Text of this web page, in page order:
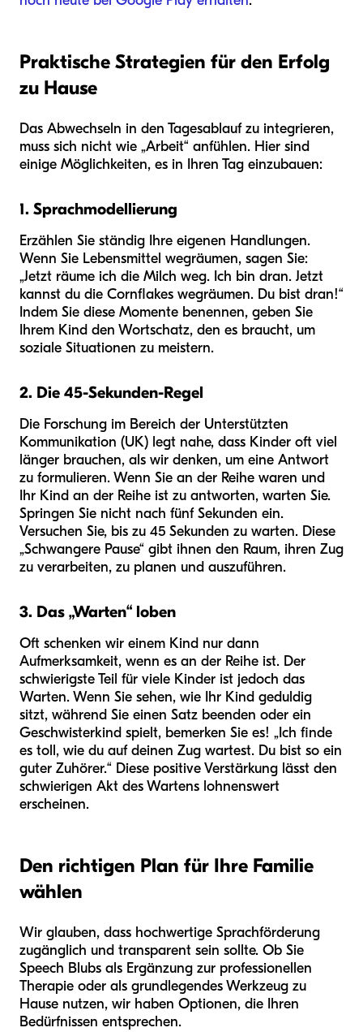
Praktische Strategien für den Erfolg
zu Hause
Das Abwechseln in den Tagesablauf zu integrieren,
muss sich nicht wie „Arbeit“ anfühlen. Hier sind
einige Möglichkeiten, es in Ihren Tag einzubauen:
1. Sprachmodellierung
Erzählen Sie ständig Ihre eigenen Handlungen.
Wenn Sie Lebensmittel wegräumen, sagen Sie:
„Jetzt räume ich die Milch weg. Ich bin dran. Jetzt
kannst du die Cornflakes wegräumen. Du bist dran!“
Indem Sie diese Momente benennen, geben Sie
Ihrem Kind den Wortschatz, den es braucht, um
soziale Situationen zu meistern.
2. Die 45-Sekunden-Regel
Die Forschung im Bereich der Unterstützten
Kommunikation (UK) legt nahe, dass Kinder oft viel
länger brauchen, als wir denken, um eine Antwort
zu formulieren. Wenn Sie an der Reihe waren und
Ihr Kind an der Reihe ist zu antworten, warten Sie.
Springen Sie nicht nach fünf Sekunden ein.
Versuchen Sie, bis zu 45 Sekunden zu warten. Diese
„Schwangere Pause“ gibt ihnen den Raum, ihren Zug
zu verarbeiten, zu planen und auszuführen.
3. Das „Warten“ loben
Oft schenken wir einem Kind nur dann
Aufmerksamkeit, wenn es an der Reihe ist. Der
schwierigste Teil für viele Kinder ist jedoch das
Warten. Wenn Sie sehen, wie Ihr Kind geduldig
sitzt, während Sie einen Satz beenden oder ein
Geschwisterkind spielt, bemerken Sie es! „Ich finde
es toll, wie du auf deinen Zug wartest. Du bist so ein
guter Zuhörer.“ Diese positive Verstärkung lässt den
schwierigen Akt des Wartens lohnenswert
erscheinen.
Den richtigen Plan für Ihre Familie
wählen
Wir glauben, dass hochwertige Sprachförderung
zugänglich und transparent sein sollte. Ob Sie
Speech Blubs als Ergänzung zur professionellen
Therapie oder als grundlegendes Werkzeug zu
Hause nutzen, wir haben Optionen, die Ihren
Bedürfnissen entsprechen.